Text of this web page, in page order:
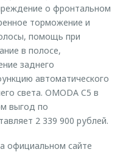
о фронтальном
торможение и
помощь при
в полосе,
заднего
автоматического
света. OMODA C5 в
выгод по
2 339 900 рублей.
официальном сайте